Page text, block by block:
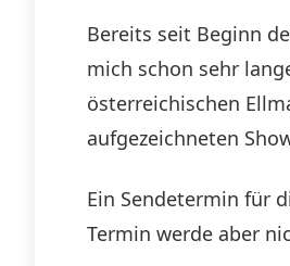
Bereits seit Beginn
mich schon sehr
österreichischen
aufgezeichneten
Ein Sendetermin für
Termin werde aber